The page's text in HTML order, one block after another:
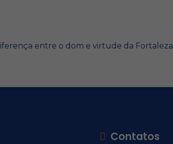
entre o dom e virtude da Fortaleza
Contatos